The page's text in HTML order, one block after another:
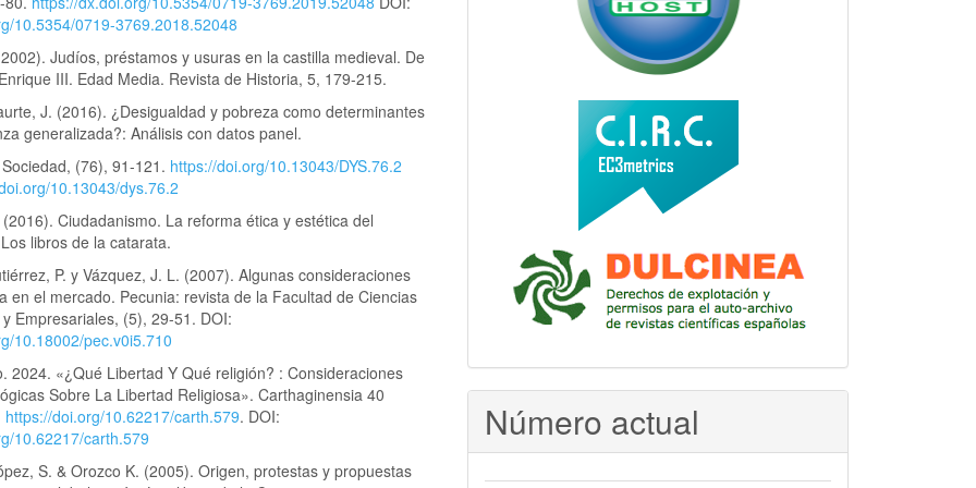
10.5354/0719-3769.2018.52048
Judíos, préstamos y usuras en la castilla medieval. De
III. Edad Media. Revista de Historia, 5, 179-215.
J. (2016). ¿Desigualdad y pobreza como determinantes
generalizada?: Análisis con datos panel.
(76), 91-121. https://doi.org/10.13043/DYS.76.2
10.13043/dys.76.2
Ciudadanismo. La reforma ética y estética del
libros de la catarata.
P. y Vázquez, J. L. (2007). Algunas consideraciones
en el mercado. Pecunia: revista de la Facultad de Ciencias
Empresariales, (5), 29-51. DOI:
10.18002/pec.v0i5.710
2024. «¿Qué Libertad Y Qué religión? : Consideraciones
Sobre La Libertad Religiosa». Carthaginensia 40
https://doi.org/10.62217/carth.579. DOI:
10.62217/carth.579
S. & Orozco K. (2005). Origen, protestas y propuestas
Número actual